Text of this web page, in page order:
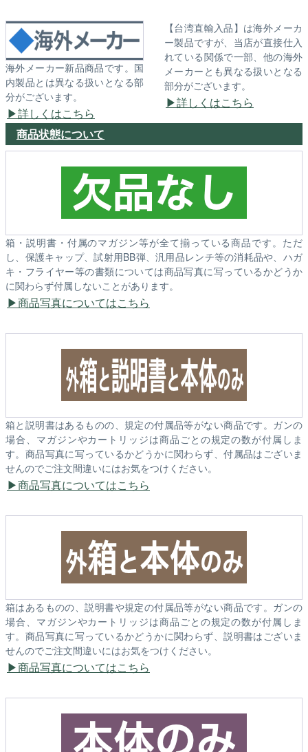
海外メーカー新品商品です。国
内製品とは異なる扱いとなる部
分がございます。
詳しくはこちら
【台湾直輸入品】は海外メーカ
ー製品ですが、当店が直接仕入
れている関係で一部、他の海外
メーカーとも異なる扱いとなる
部分がございます。
詳しくはこちら
商品状態について
箱・説明書・付属のマガジン等が全て揃っている商品です。ただ
し、保護キャップ、試射用BB弾、汎用品レンチ等の消耗品や、ハガ
キ・フライヤー等の書類については商品写真に写っているかどうか
に関わらず付属しないことがあります。
商品写真についてはこちら
箱と説明書はあるものの、規定の付属品等がない商品です。ガンの
場合、マガジンやカートリッジは商品ごとの規定の数が付属しま
す。商品写真に写っているかどうかに関わらず、付属品はございま
せんのでご注文間違いにはお気をつけください。
商品写真についてはこちら
箱はあるものの、説明書や規定の付属品等がない商品です。ガンの
場合、マガジンやカートリッジは商品ごとの規定の数が付属しま
す。商品写真に写っているかどうかに関わらず、説明書はございま
せんのでご注文間違いにはお気をつけください。
商品写真についてはこちら